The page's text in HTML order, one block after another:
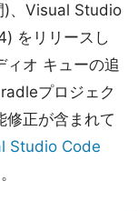
)、Visual Studio
をリリースし
ィオ キューの追
プロジェク
修正が含まれて
Studio Code